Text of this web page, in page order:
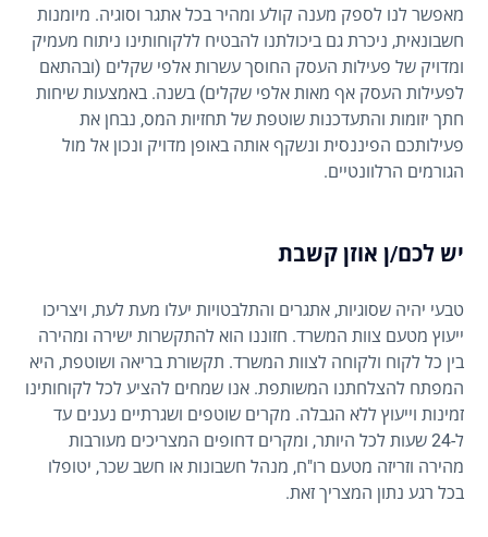
מאפשר לנו לספק מענה קולע ומהיר בכל אתגר וסוגיה. מיומנות
חשבונאית, ניכרת גם ביכולתנו להבטיח ללקוחותינו ניתוח מעמיק
ומדויק של פעילות העסק החוסך עשרות אלפי שקלים (ובהתאם
לפעילות העסק אף מאות אלפי שקלים) בשנה. באמצעות שיחות
חתך יזומות והתעדכנות שוטפת של תחזיות המס, נבחן את
פעילותכם הפיננסית ונשקף אותה באופן מדויק ונכון אל מול
הגורמים הרלוונטיים.
יש לכם/ן אוזן קשבת
טבעי יהיה שסוגיות, אתגרים והתלבטויות יעלו מעת לעת, ויצריכו
ייעוץ מטעם צוות המשרד. חזוננו הוא להתקשרות ישירה ומהירה
בין כל לקוח ולקוחה לצוות המשרד. תקשורת בריאה ושוטפת, היא
המפתח להצלחתנו המשותפת. אנו שמחים להציע לכל לקוחותינו
זמינות וייעוץ ללא הגבלה. מקרים שוטפים ושגרתיים נענים עד
ל-24 שעות לכל היותר, ומקרים דחופים המצריכים מעורבות
מהירה וזריזה מטעם רו"ח, מנהל חשבונות או חשב שכר, יטופלו
בכל רגע נתון המצריך זאת.